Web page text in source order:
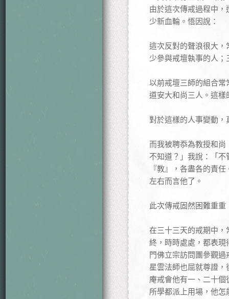
由於這次傳戒過程中
少新血輪。悟因說：
這次反對的聲浪很大
少參與戒壇執事的人
以前戒壇三師的組合
道安大和尚三人。這
對於這樣的人事變動
而我被聘忝為教授和
不知道？」我說：「
『教』，各盡各的責
左右而言他了。
此次傳戒固然困難重
在三十三天的戒期中
終，時時處處，都表
門佛立宗訪問團參觀
星雲法師也屈就尊證
庵戒會他有一、二十
所學都派上用場，他